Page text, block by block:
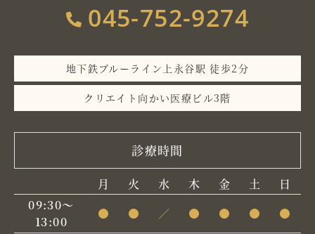
045-752-9274
地下鉄ブルーライン上永谷駅 徒歩2分
クリエイト向かい医療ビル3階
診療時間
月 火 水 木 金 土
日
09:30～
13:00
● ● ／ ● ● ●
●